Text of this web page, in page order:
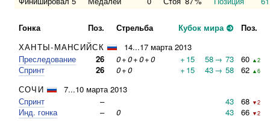
Гонка Поз. Стрельба Кубок мира
Поз.
ХАНТЫ-МАНСИЙСК
14...17 марта 2013
Преследование
26 0+0+0+0 + 15 58→ 73 60 ▲2
Спринт 26 0+0 + 15 43→ 58 62 ▲6
СОЧИ
7...10 марта 2013
Спринт
– 43 68 ▼2
Инд. гонка – 0 43 66 ▼2